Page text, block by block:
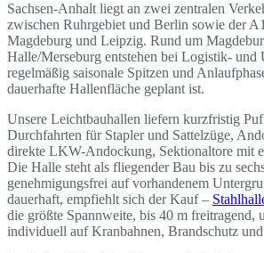
Sachsen-Anhalt liegt an zwei zentralen
zwischen Ruhrgebiet und Berlin sowie der
Magdeburg und Leipzig. Rund um
Halle/Merseburg entstehen bei Logistik- und
regelmäßig saisonale Spitzen und
dauerhafte Hallenfläche geplant ist.
Unsere Leichtbauhallen liefern kurzfristig
Durchfahrten für Stapler und Sattelzüge,
direkte LKW-Andockung, Sektionaltore mit
Die Halle steht als fliegender Bau bis zu
genehmigungsfrei auf vorhandenem
dauerhaft, empfiehlt sich der Kauf –
die größte Spannweite, bis 40 m freitragend,
individuell auf Kranbahnen, Brandschutz